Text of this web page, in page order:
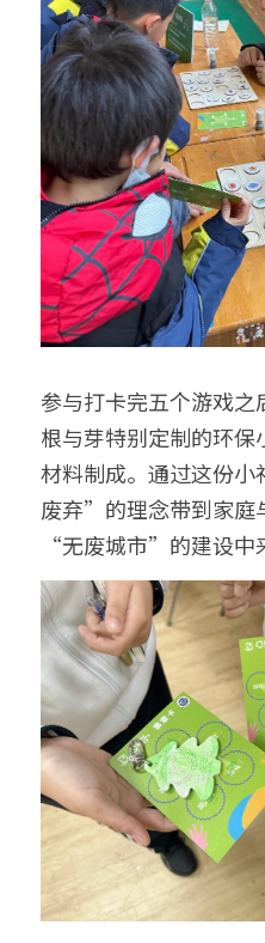
参与打卡完五个游戏
根与芽特别定制的环
材料制成。通过这份
废弃”的理念带到家庭
“无废城市”的建设中